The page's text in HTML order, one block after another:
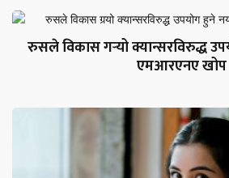
रुसले विकास गर्‍यो क्यान्सरविरुद्ध
एमआरएनए खोप